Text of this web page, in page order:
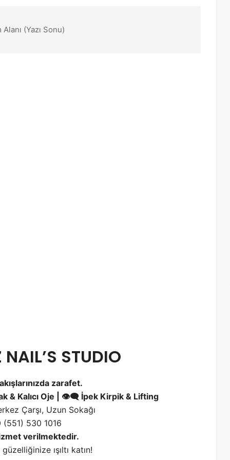
(Yazı Sonu)
STUDIO
zarafet.
& Kalıcı Oje | 👁️‍🗨️ İpek Kirpik & Lifting
Çarşı, Uzun Sokağı
530 1016
verilmektedir.
ışıltı katın!